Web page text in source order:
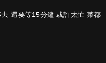
還要等15分鐘 或許太忙 菜都